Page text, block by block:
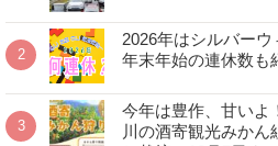
2026年はシルバーウ
年末年始の連休数も
今年は豊作、甘い
川の酒寄観光みか